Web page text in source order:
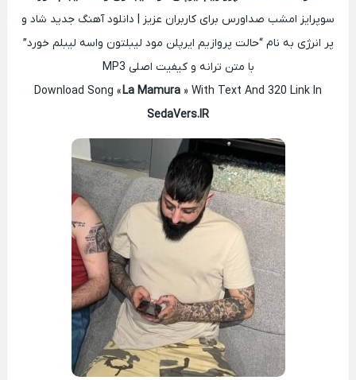
سوپرایز امشب صداورس برای کاربران عزیز | دانلود آهنگ جدید شاد و
پر انرژی به نام “حالت پروازیم ایرپلن مود لیبلتون واسه لیبلم خورد”
با متن ترانه و کیفیت اصلی MP3
Download Song «La Mamura » With Text And 320 Link In
SedaVers.IR